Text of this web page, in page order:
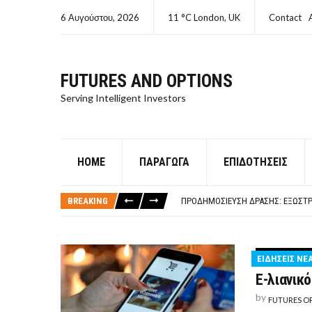
6 Αυγούστου, 2026 11 °C London, UK Contact
FUTURES AND OPTIONS
Serving Intelligent Investors
HOME ΠΑΡΆΓΩΓΑ ΕΠΙΔΟΤΉΣΕΙΣ
BREAKING
ΠΡΟΔΗΜΟΣΊΕΥΣΗ ΔΡΆΣΗΣ:
ΤΙ ΕΊΝΑΙ ΧΡΉΜΑ ΚΕΦΑΛΑΙΟ 8Ο
ΤΑΜΕΊΟ ΜΙΚΡΟΠΙΣΤΏΣΕΩΝ ΣΥΧΝΈΣ
ΕΙΔΗΣΕΙΣ
E-
by FUTURES